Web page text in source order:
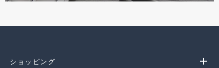
ショッピング add